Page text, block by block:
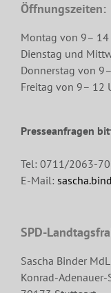
Öffnungszeiten:
Montag von 9– 14
Dienstag und
Donnerstag von
Freitag von 9– 12
Presseanfragen
Tel: 0711/2063-
E-Mail:
SPD-
Sascha Binder MdL
Konrad-Adenauer-